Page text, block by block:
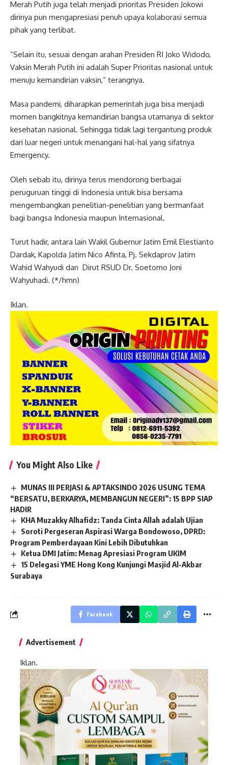
Merah Putih juga telah menjadi prioritas Presiden Jokowi
dirinya pun mengapresiasi penuh upaya kolaborasi semua
pihak yang terlibat.
“Selain itu, sesuai dengan arahan Presiden RI Joko Widodo,
Vaksin Merah Putih ini adalah Super Prioritas nasional untuk
menuju kemandirian vaksin,” terangnya.
Masa pandemi, diharapkan pemerintah juga bisa menjadi
momen bangkitnya kemandirian bangsa utamanya di sektor
kesehatan nasional. Sehingga tidak lagi tergantung produk
dari luar negeri untuk menangani hal-hal yang sifatnya
Emergency.
Oleh sebab itu, dirinya terus mendorong berbagai
peruguruan tinggi di Indonesia untuk bisa bersama
mengembangkan penelitian-penelitian yang bermanfaat
bagi bangsa Indonesia maupun Internasional.
Turut hadir, antara lain Wakil Gubernur Jatim Emil Elestianto
Dardak, Kapolda Jatim Nico Afinta, Pj. Sekdaprov Jatim
Wahid Wahyudi dan Dirut RSUD Dr. Soetomo Joni
Wahyuhadi. (*/hmn)
Iklan.
You Might Also Like
MUNAS III PERJASI & APTAKSINDO 2026 USUNG TEMA
“BERSATU, BERKARYA, MEMBANGUN NEGERI”: 15 BPP SIAP
HADIR
KHA Muzakky Alhafidz: Tanda Cinta Allah adalah Ujian
Soroti Pergeseran Aspirasi Warga Bondowoso, DPRD:
Program Pemberdayaan Kini Lebih Dibutuhkan
Ketua DMI Jatim: Menag Apresiasi Program UKIM
15 Delegasi YME Hong Kong Kunjungi Masjid Al-Akbar
Surabaya
Facebook
Advertisement
Iklan.